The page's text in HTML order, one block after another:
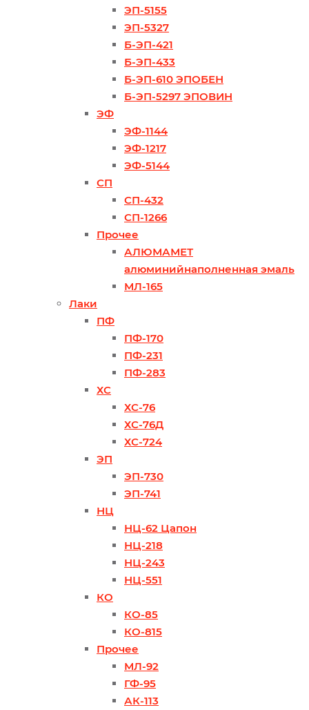
ЭП-5155
ЭП-5327
Б-ЭП-421
Б-ЭП-433
Б-ЭП-610 ЭПОБЕН
Б-ЭП-5297 ЭПОВИН
ЭФ
ЭФ-1144
ЭФ-1217
ЭФ-5144
СП
СП-432
СП-1266
Прочее
АЛЮМАМЕТ
алюминийнаполненная эмаль
МЛ-165
Лаки
ПФ
ПФ-170
ПФ-231
ПФ-283
ХС
ХС-76
ХС-76Д
ХС-724
ЭП
ЭП-730
ЭП-741
НЦ
НЦ-62 Цапон
НЦ-218
НЦ-243
НЦ-551
КО
КО-85
КО-815
Прочее
МЛ-92
ГФ-95
АК-113